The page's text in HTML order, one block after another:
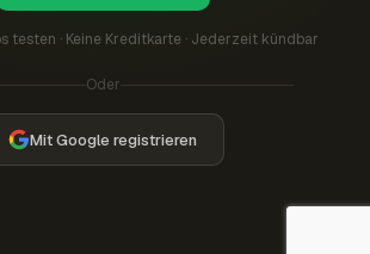
testen · Keine Kreditkarte · Jederzeit kündbar
Oder
Mit Google registrieren